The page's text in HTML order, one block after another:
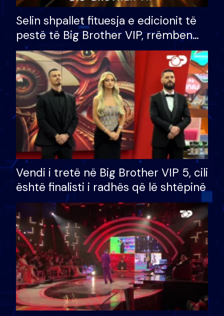
Selin shpallet fituesja e edicionit të
pestë të Big Brother VIP, rrëmben
çmimin e madh prej 100 mijë eurosh
Vendi i tretë në Big Brother VIP 5, cili
është finalisti i radhës që lë shtëpinë